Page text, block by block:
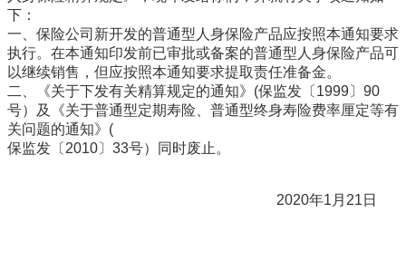
下：
一、保险公司新开发的普通型人身保险产品应按照本通知要求
执行。在本通知印发前已审批或备案的普通型人身保险产品可
以继续销售，但应按照本通知要求提取责任准备金。
二、《关于下发有关精算规定的通知》 (保监发〔1999〕90
号）及《关于普通型定期寿险、普通型终身寿险费率厘定等有
关问题的通知》(
保监发〔2010〕33号）同时废止。
2020年1月21日